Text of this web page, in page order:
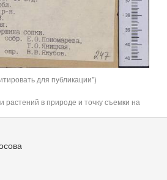
для публикации")
в природе и точку съемки на